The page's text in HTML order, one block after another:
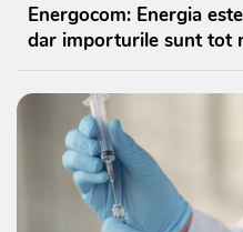
Energocom: Energia
dar importurile sunt tot